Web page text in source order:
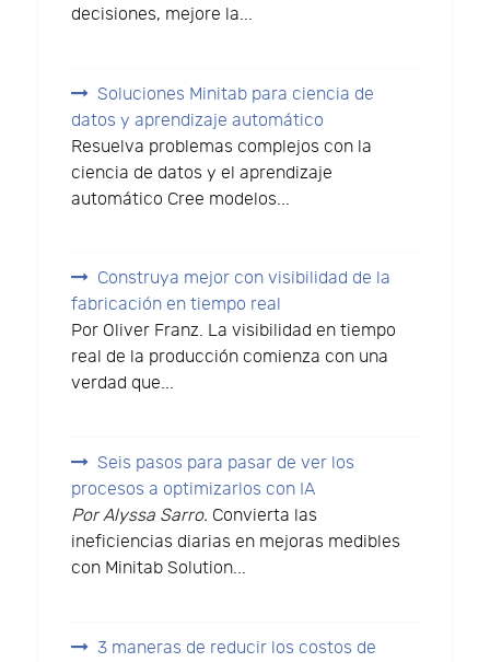
decisiones, mejore la...
Soluciones Minitab para ciencia de
datos y aprendizaje automático
Resuelva problemas complejos con la
ciencia de datos y el aprendizaje
automático Cree modelos...
Construya mejor con visibilidad de la
fabricación en tiempo real
Por Oliver Franz. La visibilidad en tiempo
real de la producción comienza con una
verdad que...
Seis pasos para pasar de ver los
procesos a optimizarlos con IA
Por Alyssa Sarro. Convierta las
ineficiencias diarias en mejoras medibles
con Minitab Solution...
3 maneras de reducir los costos de